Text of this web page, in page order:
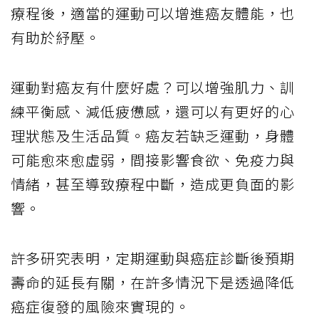
療程後，適當的運動可以增進癌友體能，也
有助於紓壓。
運動對癌友有什麼好處？可以增強肌力、訓
練平衡感、減低疲憊感，還可以有更好的心
理狀態及生活品質。癌友若缺乏運動，身體
可能愈來愈虛弱，間接影響食欲、免疫力與
情緒，甚至導致療程中斷，造成更負面的影
響。
許多研究表明，定期運動與癌症診斷後預期
壽命的延長有關，在許多情況下是透過降低
癌症復發的風險來實現的。